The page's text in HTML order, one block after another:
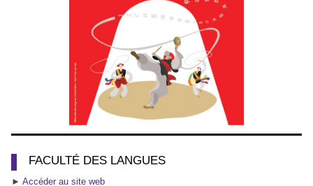
FACULTÉ DES LANGUES
► Accéder au site web